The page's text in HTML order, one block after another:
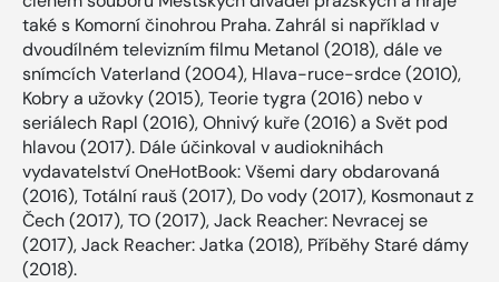
také s Komorní činohrou Praha. Zahrál si například v
dvoudílném televizním filmu Metanol (2018), dále ve
snímcích Vaterland (2004), Hlava-ruce-srdce (2010),
Kobry a užovky (2015), Teorie tygra (2016) nebo v
seriálech Rapl (2016), Ohnivý kuře (2016) a Svět pod
hlavou (2017). Dále účinkoval v audioknihách
vydavatelství OneHotBook: Všemi dary obdarovaná
(2016), Totální rauš (2017), Do vody (2017), Kosmonaut z
Čech (2017), TO (2017), Jack Reacher: Nevracej se
(2017), Jack Reacher: Jatka (2018), Příběhy Staré dámy
(2018).